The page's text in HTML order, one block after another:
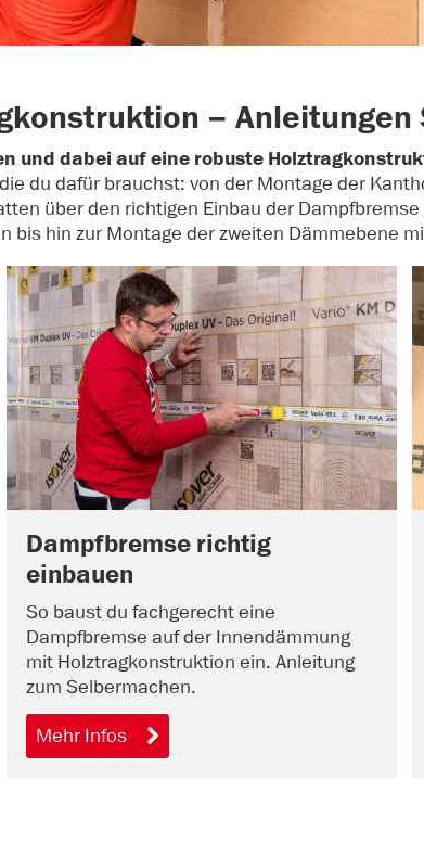
–
und dabei auf eine robuste
du dafür brauchst: von der Montage der
über den richtigen Einbau der Dampfbremse
bis hin zur Montage der zweiten Dämmebene
Dampfbremse richtig
einbauen
So baust du fachgerecht eine
Dampfbremse auf der Innendämmung
mit Holztragkonstruktion ein. Anleitung
zum Selbermachen.
Mehr Infos